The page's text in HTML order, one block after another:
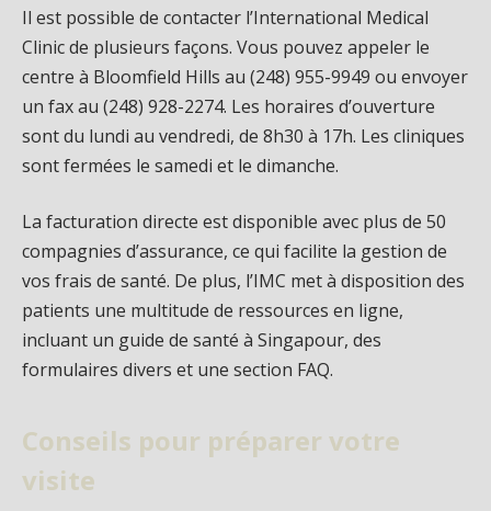
Il est possible de contacter l’International Medical
Clinic de plusieurs façons. Vous pouvez appeler le
centre à Bloomfield Hills au (248) 955-9949 ou envoyer
un fax au (248) 928-2274. Les horaires d’ouverture
sont du lundi au vendredi, de 8h30 à 17h. Les cliniques
sont fermées le samedi et le dimanche.
La facturation directe est disponible avec plus de 50
compagnies d’assurance, ce qui facilite la gestion de
vos frais de santé. De plus, l’IMC met à disposition des
patients une multitude de ressources en ligne,
incluant un guide de santé à Singapour, des
formulaires divers et une section FAQ.
Conseils pour préparer votre
visite